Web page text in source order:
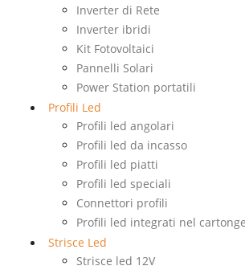
Inverter di Rete
Inverter ibridi
Kit Fotovoltaici
Pannelli Solari
Power Station portatili
Profili Led
Profili led angolari
Profili led da incasso
Profili led piatti
Profili led speciali
Connettori profili
Profili led integrati nel
Strisce Led
Strisce led 12V